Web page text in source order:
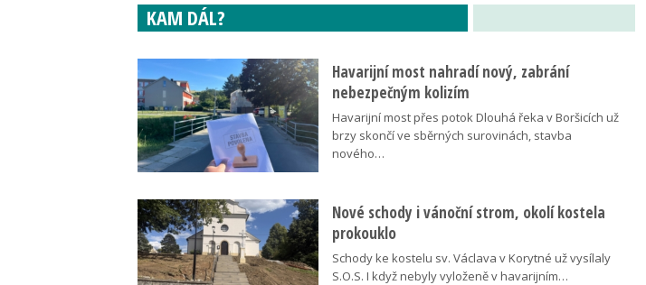
KAM DÁL?
Havarijní most nahradí nový, zabrání
nebezpečným kolizím
Havarijní most přes potok Dlouhá řeka v Boršicích už
brzy skončí ve sběrných surovinách, stavba
nového…
Nové schody i vánoční strom, okolí kostela
prokouklo
Schody ke kostelu sv. Václava v Korytné už vysílaly
S.O.S. I když nebyly vyloženě v havarijním…